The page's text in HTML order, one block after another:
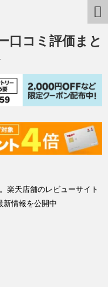
口コミ評価まと
楽天店舗のレビューサイト
新情報を公開中